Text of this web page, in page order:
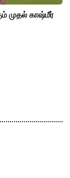
முதல் காஷ்மீர்